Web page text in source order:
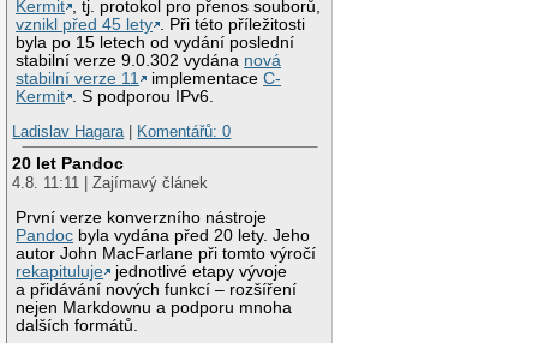
Kermit
, tj. protokol pro přenos souborů,
vznikl před 45 lety
. Při této příležitosti
byla po 15 letech od vydání poslední
stabilní verze 9.0.302 vydána nová
stabilní verze 11
implementaceC-
Kermit
. S podporou IPv6.
Ladislav Hagara| Komentářů: 0
20 let Pandoc
4.8. 11:11 | Zajímavý článek
První verze konverzního nástroje
Pandoc byla vydána před 20 lety. Jeho
autor John MacFarlane při tomto výročí
rekapituluje
jednotlivé etapy vývoje
a přidávání nových funkcí – rozšíření
nejen Markdownu a podporu mnoha
dalších formátů.